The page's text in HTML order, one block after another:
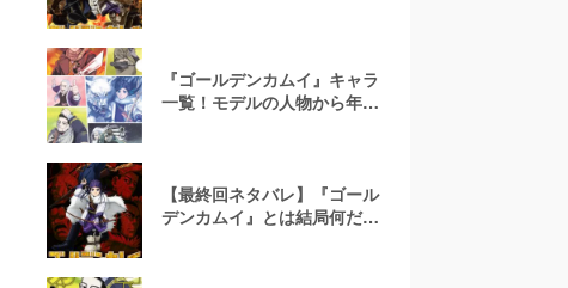
『ゴールデンカムイ』キャラ
一覧！モデルの人物から年
【最終回ネタバレ】『ゴール
デンカムイ』とは結局何だっ